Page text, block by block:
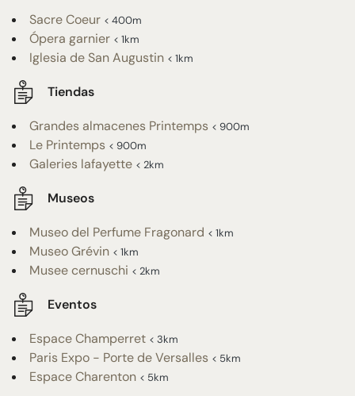
Sacre Coeur < 400m
Ópera garnier < 1km
Iglesia de San Augustin < 1km
Tiendas
Grandes almacenes Printemps < 900m
Le Printemps < 900m
Galeries lafayette < 2km
Museos
Museo del Perfume Fragonard < 1km
Museo Grévin < 1km
Musee cernuschi < 2km
Eventos
Espace Champerret < 3km
Paris Expo - Porte de Versalles < 5km
Espace Charenton < 5km